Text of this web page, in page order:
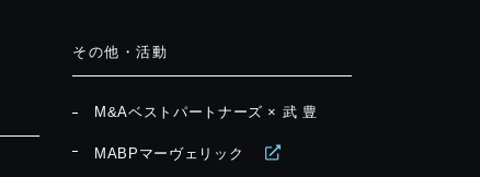
その他・活動
M&Aベストパートナーズ × 武 豊
MABPマーヴェリック